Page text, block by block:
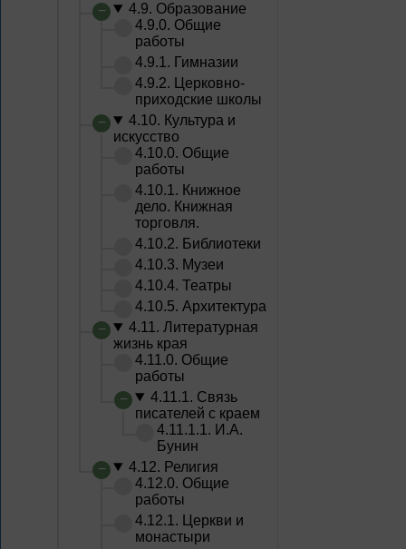
4.9. Образование
4.9.0. Общие
работы
4.9.1. Гимназии
4.9.2. Церковно-
приходские школы
4.10. Культура и
искусство
4.10.0. Общие
работы
4.10.1. Книжное
дело. Книжная
торговля.
4.10.2. Библиотеки
4.10.3. Музеи
4.10.4. Театры
4.10.5. Архитектура
4.11. Литературная
жизнь края
4.11.0. Общие
работы
4.11.1. Связь
писателей с краем
4.11.1.1. И.А.
Бунин
4.12. Религия
4.12.0. Общие
работы
4.12.1. Церкви и
монастыри